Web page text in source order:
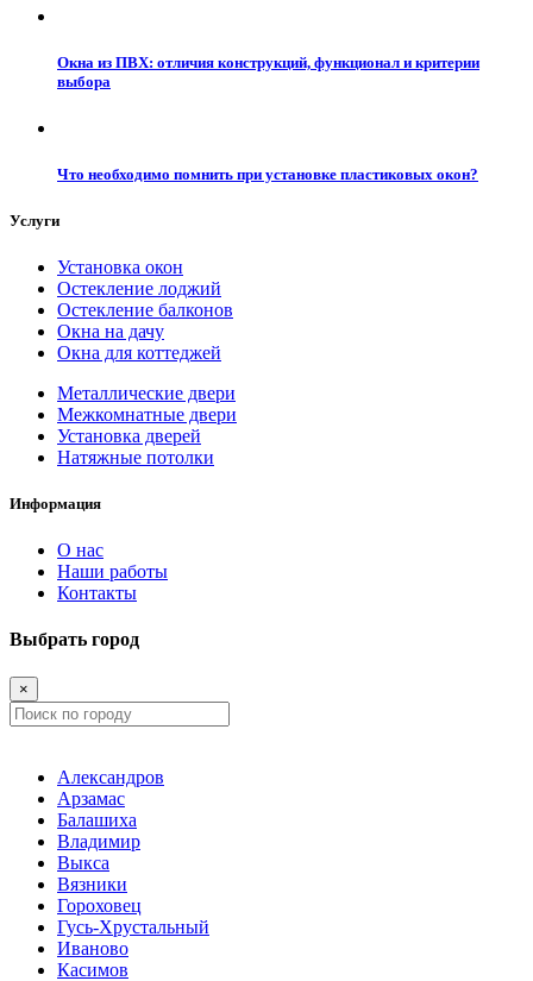
Окна из ПВХ: отличия конструкций, функционал и критерии
выбора
Что необходимо помнить при установке пластиковых окон?
Услуги
Установка окон
Остекление лоджий
Остекление балконов
Окна на дачу
Окна для коттеджей
Металлические двери
Межкомнатные двери
Установка дверей
Натяжные потолки
Информация
О нас
Наши работы
Контакты
Выбрать город
×
Александров
Арзамас
Балашиха
Владимир
Выкса
Вязники
Гороховец
Гусь-Хрустальный
Иваново
Касимов